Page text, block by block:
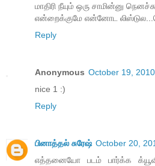
மாதிரி நீயும் ஒரு சாமின்னு
என்றைக்குமே என்னோட
Reply
Anonymous October 19,
nice 1 :)
Reply
பினாத்தல் சுரேஷ் October 20,
எத்தனையோ படம் பார்க்க